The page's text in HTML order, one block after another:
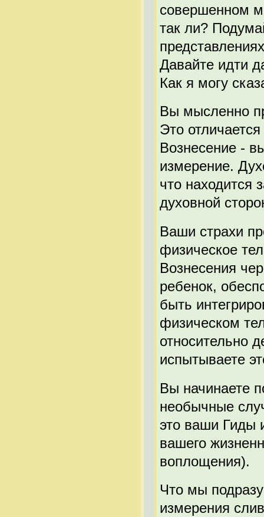
совершенном
так ли?
Давайте идти
Как я могу
Вы мысленно
Это
Вознесение -
измерение.
что находится
духовной
Ваши страхи
физическое
Вознесения
ребенок,
быть
физическом
относительно
испытываете
Вы начинаете
необычные
это ваши Гиды
вашего
воплощения).
Что мы
измерения